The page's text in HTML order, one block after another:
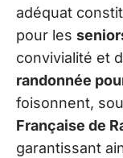
adéquat
pour les
convivialité et
randonnée
foisonnent,
Française de
garantissant